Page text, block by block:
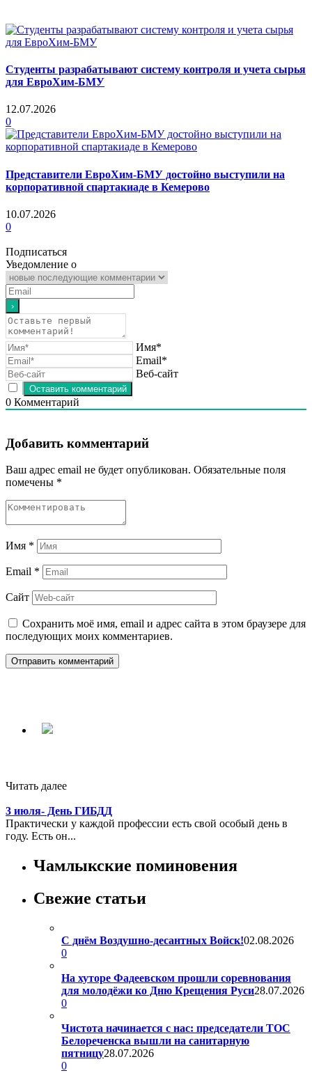
Студенты разрабатывают систему контроля и учета сырья
для ЕвроХим-БМУ
12.07.2026
0
Представители ЕвроХим-БМУ достойно выступили на
корпоративной спартакиаде в Кемерово
10.07.2026
0
Подписаться
Уведомление о
Имя*
Email*
Веб-сайт
0 Комментарий
Добавить комментарий
Ваш адрес email не будет опубликован. Обязательные поля
помечены *
Имя *
Email *
Сайт
Сохранить моё имя, email и адрес сайта в этом браузере для
последующих моих комментариев.
Читать далее
3 июля- День ГИБДД
Практически у каждой профессии есть свой особый день в
году. Есть он...
Чамлыкские поминовения
Свежие статьи
С днём Воздушно-десантных Войск!02.08.2026
0
На хуторе Фадеевском прошли соревнования
для молодёжи ко Дню Крещения Руси28.07.2026
0
Чистота начинается с нас: председатели ТОС
Белореченска вышли на санитарную
пятницу28.07.2026
0